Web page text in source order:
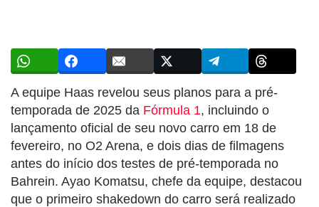
A equipe Haas revelou seus planos para a pré-
temporada de 2025 da Fórmula 1, incluindo o
lançamento oficial de seu novo carro em 18 de
fevereiro, no O2 Arena, e dois dias de filmagens
antes do início dos testes de pré-temporada no
Bahrein. Ayao Komatsu, chefe da equipe, destacou
que o primeiro shakedown do carro será realizado